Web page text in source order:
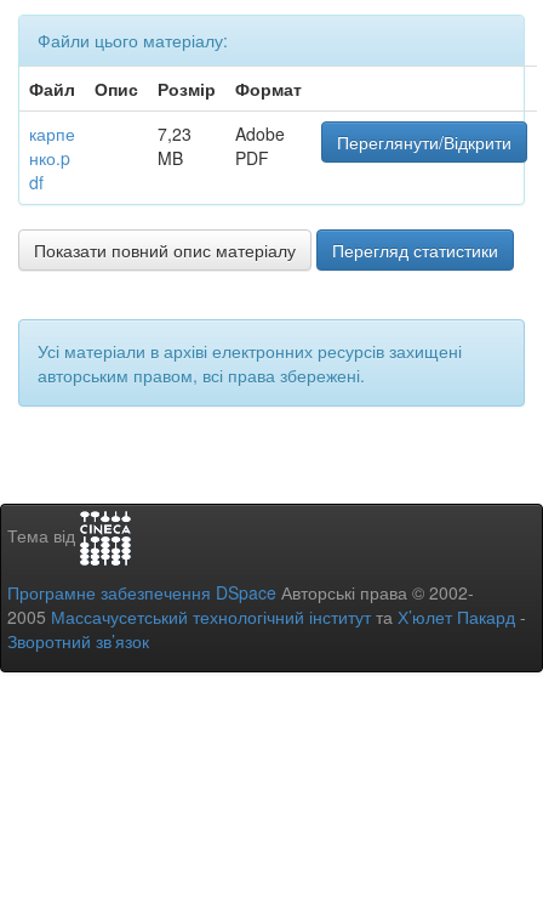
Файли цього матеріалу:
Файл
Опис Розмір
Формат
карпе
нко.p
df
7,23
MB
Adobe
PDF
Переглянути/Відкрити
Показати повний опис матеріалу Перегляд статистики
Усі матеріали в архіві електронних ресурсів захищені
авторським правом, всі права збережені.
Тема від
Програмне забезпечення DSpace Авторські права © 2002-
2005 Массачусетський технологічний інститутта Х’юлет Пакард -
Зворотний зв’язок